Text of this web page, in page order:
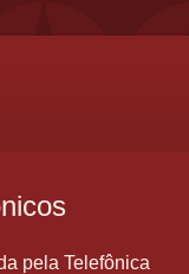
pela Telefônica